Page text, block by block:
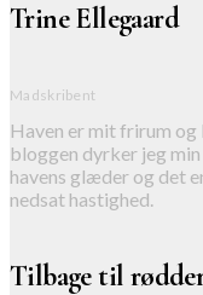
Trine Ellegaard
Madskribent
Haven er mit frirum
bloggen dyrker jeg
havens glæder og det
nedsat hastighed.
Tilbage til